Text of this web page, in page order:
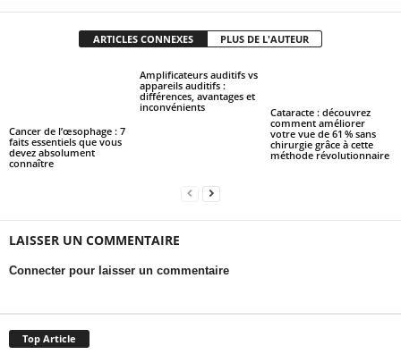
ARTICLES CONNEXES PLUS DE L'AUTEUR
Cancer de l’œsophage : 7
faits essentiels que vous
devez absolument
connaître
Amplificateurs auditifs vs
appareils auditifs :
différences, avantages et
inconvénients
Cataracte : découvrez
comment améliorer
votre vue de 61 % sans
chirurgie grâce à cette
méthode révolutionnaire
LAISSER UN COMMENTAIRE
Connecter pour laisser un commentaire
Top Article